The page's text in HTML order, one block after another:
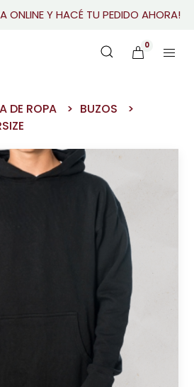
ONLINE Y HACÉ TU PEDIDO AHORA!
0
DE ROPA
BUZOS